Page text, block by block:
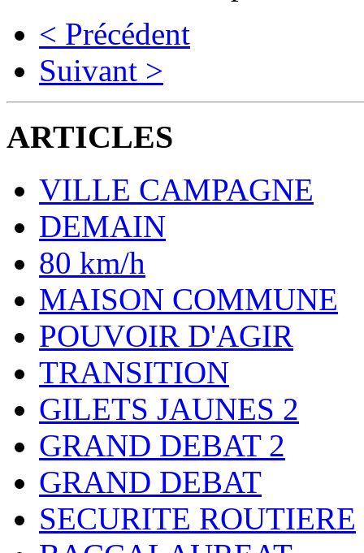
< Précédent
Suivant >
ARTICLES
VILLE CAMPAGNE
DEMAIN
80 km/h
MAISON COMMUNE
POUVOIR D'AGIR
TRANSITION
GILETS JAUNES 2
GRAND DEBAT 2
GRAND DEBAT
SECURITE ROUTIERE